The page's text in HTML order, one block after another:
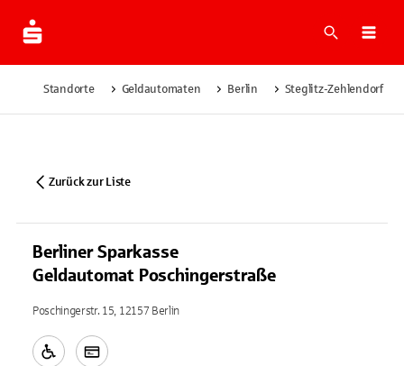
Suche
Standorte Geldautomaten Berlin Steglitz-Zehlendorf
Zurück zur Liste
Berliner Sparkasse
Geldautomat Poschingerstraße
Poschingerstr. 15, 12157 Berlin